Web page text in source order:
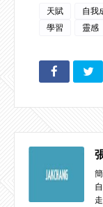
天賦 自我
學習
靈感